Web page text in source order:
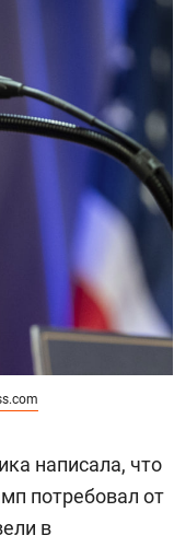
написала, что
потребовал от
в